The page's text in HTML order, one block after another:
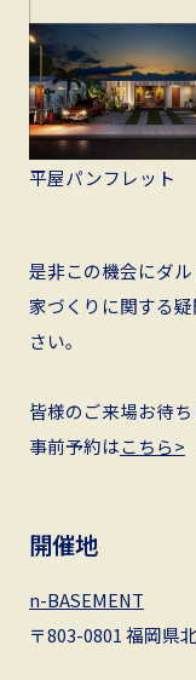
平屋パンフレット
是非この機会にダ
家づくりに関する
さい。
皆様のご来場お待ち
事前予約はこちら>
開催地
n-BASEMENT
〒803-0801 福岡県